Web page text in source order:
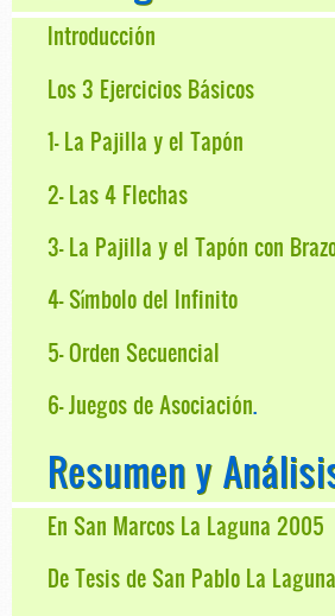
Introducción
Los 3 Ejercicios Básicos
1- La Pajilla y el Tapón
2- Las 4 Flechas
3- La Pajilla y el Tapón con
4- Símbolo del Infinito
5- Orden Secuencial
6- Juegos de Asociación.
Resumen y
En San Marcos La Laguna 2005
De Tesis de San Pablo La